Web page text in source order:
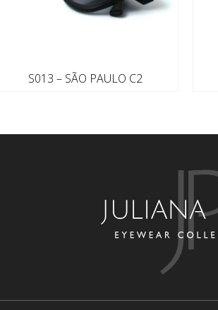
S013 – SÃO PAULO C2